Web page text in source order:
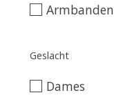
Armbanden
Geslacht
Dames